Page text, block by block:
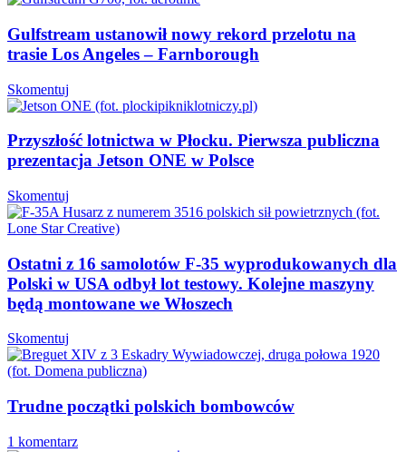
Gulfstream ustanowił nowy rekord przelotu na
trasie Los Angeles – Farnborough
Skomentuj
Przyszłość lotnictwa w Płocku. Pierwsza publiczna
prezentacja Jetson ONE w Polsce
Skomentuj
Ostatni z 16 samolotów F-35 wyprodukowanych dla
Polski w USA odbył lot testowy. Kolejne maszyny
będą montowane we Włoszech
Skomentuj
Trudne początki polskich bombowców
1 komentarz